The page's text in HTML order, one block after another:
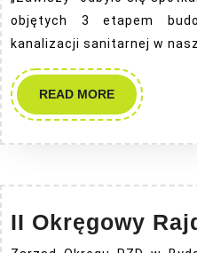
objętych 3 etapem
kanalizacji sanitarnej w
READ MOREREAD
MORE
II Okręgowy